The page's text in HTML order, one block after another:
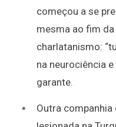
começou a se
mesma ao fim
charlatanismo:
na neurociência
garante.
Outra